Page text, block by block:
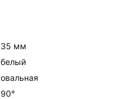
35 мм
белый
овальная
90°